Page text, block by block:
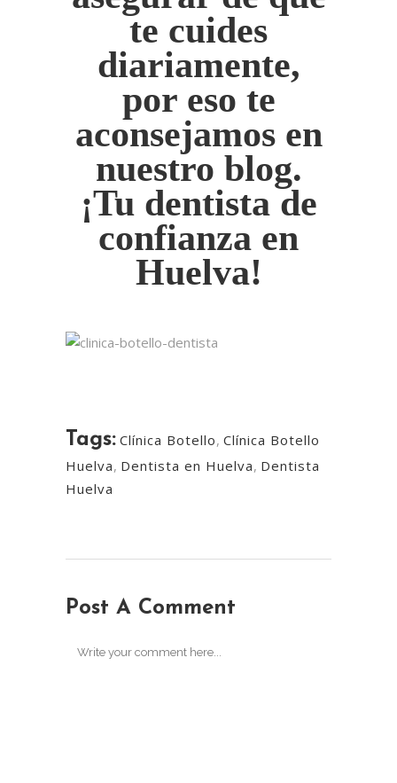
te cuides
diariamente,
por eso te
aconsejamos en
nuestro blog.
¡Tu dentista de
confianza en
Huelva!
Tags: Clínica Botello, Clínica Botello
Huelva, Dentista en Huelva, Dentista
Huelva
Post A Comment